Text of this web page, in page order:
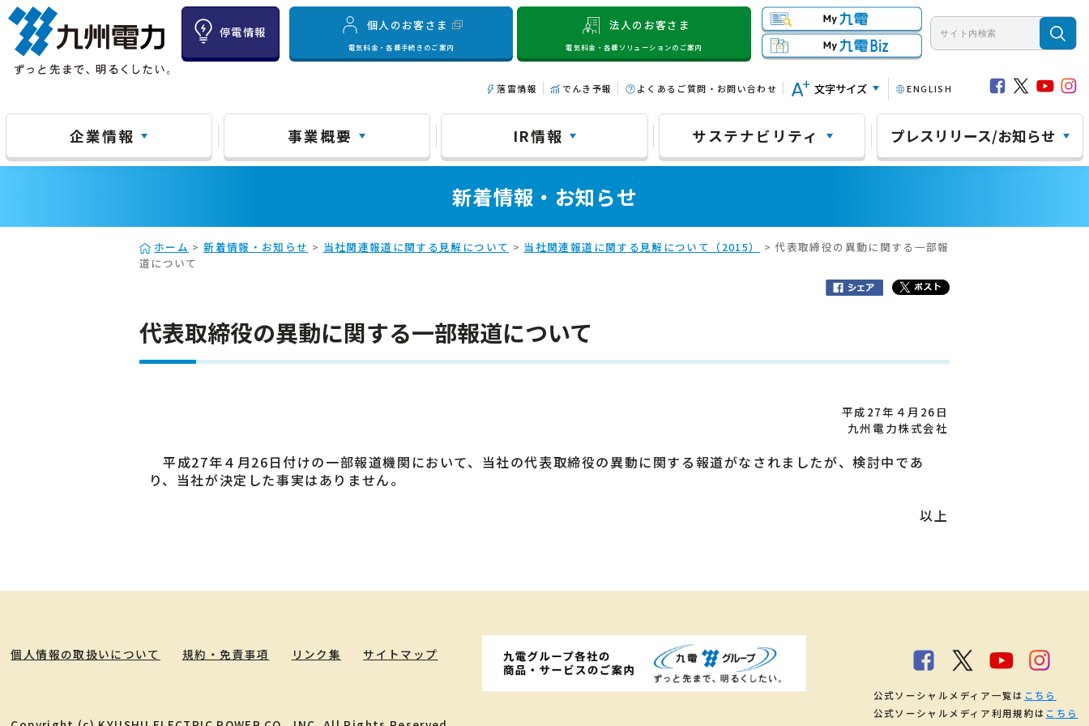
停電情報
個人のお客さま
電気料金・各種手続きのご案内
法人のお客さま
電気料金・各種ソリューションのご案内
落雷情報 でんき予報 よくあるご質問・お問い合わせ 文字サイズ ENGLISH
企業情報 事業概要 IR情報 サステナビリティ プレスリリース/お知らせ
新着情報・お知らせ
ホーム >新着情報・お知らせ > 当社関連報道に関する見解について > 当社関連報道に関する見解について（2015）
> 代表取締役の異動に関する一部報
道について
代表取締役の異動に関する一部報道について
平成27年４月26日
九州電力株式会社
平成27年４月26日付けの一部報道機関において、当社の代表取締役の異動に関する報道がなされましたが、検討中であ
り、当社が決定した事実はありません。
以上
個人情報の取扱いについて 規約・免責事項 リンク集 サイトマップ
公式ソーシャルメディア一覧は こちら
公式ソーシャルメディア利用規約は こちら